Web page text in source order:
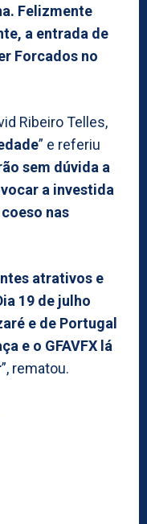
Felizmente
a entrada de
Forcados no
Ribeiro Telles,
” e referiu
sem dúvida a
a investida
nas
atrativos e
19 de julho
e de Portugal
e o GFAVFX lá
”, rematou.